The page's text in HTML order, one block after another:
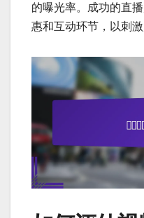
的曝光率。成功的直
惠和互动环节，以刺激